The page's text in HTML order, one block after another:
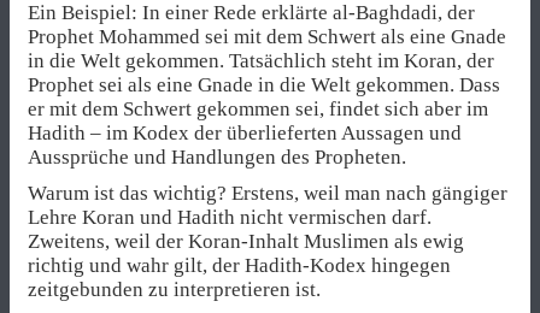
Ein Beispiel: In einer Rede erklärte al-Baghdadi, der
Prophet Mohammed sei mit dem Schwert als eine Gnade
in die Welt gekommen. Tatsächlich steht im Koran, der
Prophet sei als eine Gnade in die Welt gekommen. Dass
er mit dem Schwert gekommen sei, findet sich aber im
Hadith – im Kodex der überlieferten Aussagen und
Aussprüche und Handlungen des Propheten.
Warum ist das wichtig? Erstens, weil man nach gängiger
Lehre Koran und Hadith nicht vermischen darf.
Zweitens, weil der Koran-Inhalt Muslimen als ewig
richtig und wahr gilt, der Hadith-Kodex hingegen
zeitgebunden zu interpretieren ist.